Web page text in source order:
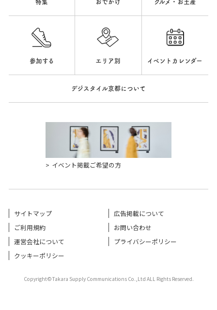
特集 おでかけ グルメ・お土産
参加する エリア別 イベントカレンダー
デジスタイル京都について
イベント掲載ご希望の方
サイトマップ
広告掲載について
ご利用規約
お問い合わせ
運営会社について
プライバシーポリシー
クッキーポリシー
Copyright©Takara Supply Communications Co.,Ltd ALL Rights Reserved.